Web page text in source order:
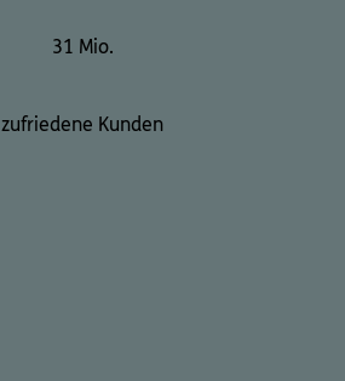
31 Mio.
zufriedene Kunden